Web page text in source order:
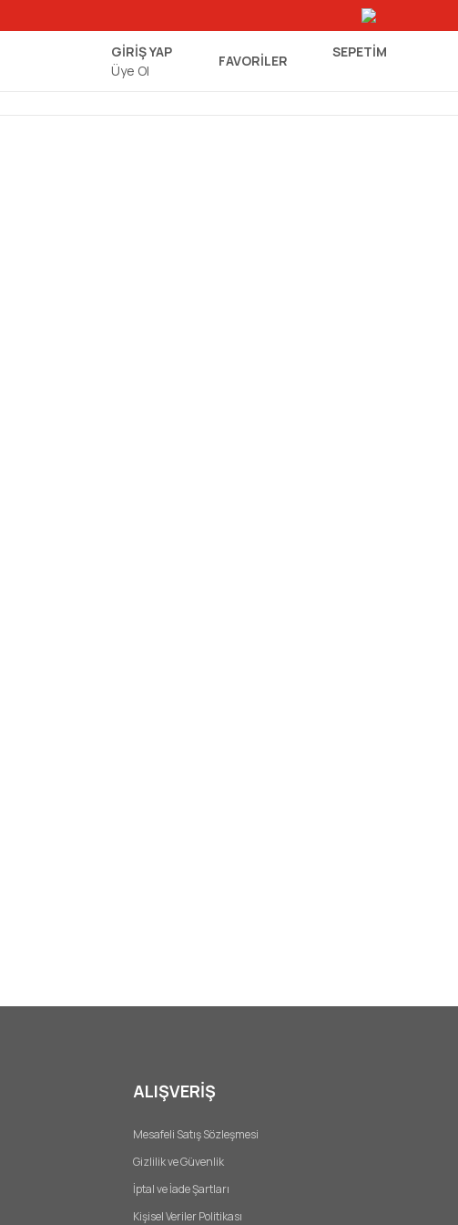
GİRİŞ YAP
Üye Ol
FAVORİLER SEPETIM
ALIŞVERİŞ
Mesafeli Satış Sözleşmesi
Gizlilik ve Güvenlik
İptal ve İade Şartları
Kişisel Veriler Politikası